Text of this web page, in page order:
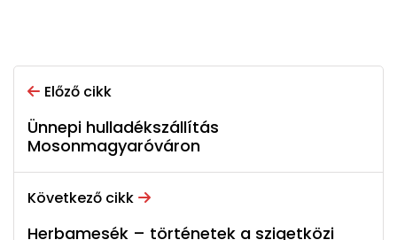
Előző cikk
Ünnepi hulladékszállítás
Mosonmagyaróváron
Következő cikk
Herbamesék – történetek a szigetközi